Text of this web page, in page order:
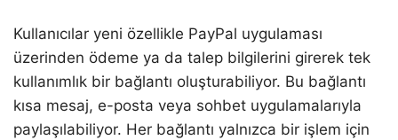
Kullanıcılar yeni özellikle PayPal uygulaması
üzerinden ödeme ya da talep bilgilerini girerek tek
kullanımlık bir bağlantı oluşturabiliyor. Bu bağlantı
kısa mesaj, e-posta veya sohbet uygulamalarıyla
paylaşılabiliyor. Her bağlantı yalnızca bir işlem için